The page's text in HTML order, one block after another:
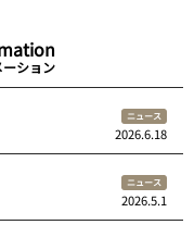
ション
ニュース
2026.6.18
ニュース
2026.5.1